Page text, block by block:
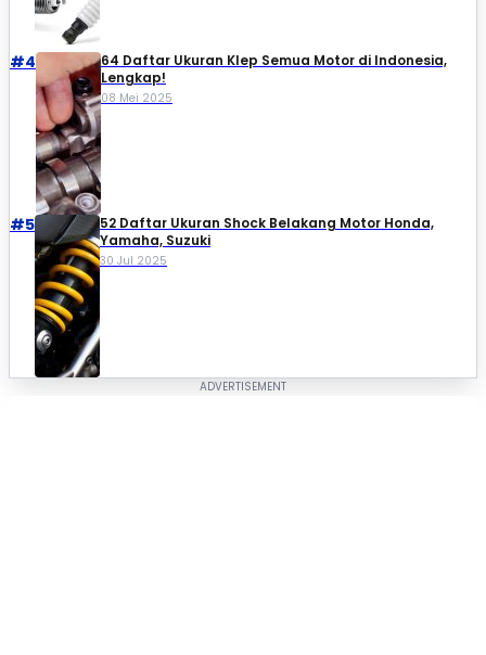
#4
64 Daftar Ukuran Klep Semua Motor di Indonesia,
Lengkap!
08 Mei 2025
#5
52 Daftar Ukuran Shock Belakang Motor Honda,
Yamaha, Suzuki​
30 Jul 2025